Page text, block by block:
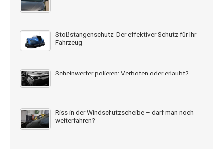
Stoßstangenschutz: Der effektiver Schutz für Ihr
Fahrzeug
Scheinwerfer polieren: Verboten oder erlaubt?
Riss in der Windschutzscheibe – darf man noch
weiterfahren?